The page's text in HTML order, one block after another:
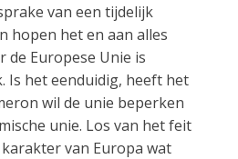
van een tijdelijk
hopen het en aan alles
de Europese Unie is
Is het eenduidig, heeft het
wil de unie beperken
unie. Los van het feit
van Europa wat